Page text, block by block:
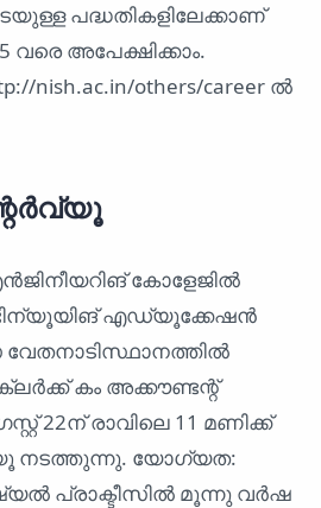
പദ്ധതികളിലേക്കാണ്
വരെ അപേക്ഷിക്കാം.
nish.ac.in/others/career ൽ
കോളേജിൽ
എഡ്യൂക്കേഷൻ
വേതനാടിസ്ഥാനത്തിൽ
കം അക്കൗണ്ടന്റ്
22ന് രാവിലെ 11 മണിക്ക്
നടത്തുന്നു. യോഗ്യത:
പ്രാക്ടീസിൽ മൂന്നു വർഷ